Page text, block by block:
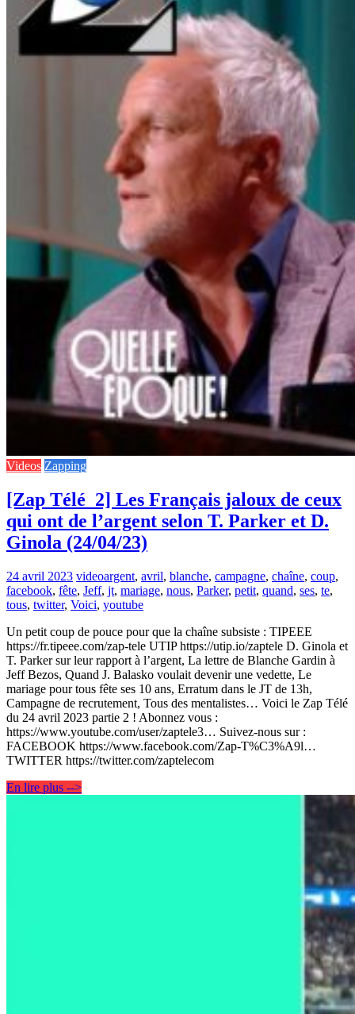
Videos Zapping
[Zap Télé_2] Les Français jaloux de ceux
qui ont de l’argent selon T. Parker et D.
Ginola (24/04/23)
24 avril 2023 videoargent, avril, blanche, campagne, chaîne, coup,
facebook, fête, Jeff, jt, mariage, nous, Parker, petit, quand, ses, te,
tous, twitter, Voici, youtube
Un petit coup de pouce pour que la chaîne subsiste : TIPEEE
https://fr.tipeee.com/zap-tele UTIP https://utip.io/zaptele D. Ginola et
T. Parker sur leur rapport à l’argent, La lettre de Blanche Gardin à
Jeff Bezos, Quand J. Balasko voulait devenir une vedette, Le
mariage pour tous fête ses 10 ans, Erratum dans le JT de 13h,
Campagne de recrutement, Tous des mentalistes… Voici le Zap Télé
du 24 avril 2023 partie 2 ! Abonnez vous :
https://www.youtube.com/user/zaptele3… Suivez-nous sur :
FACEBOOK https://www.facebook.com/Zap-T%C3%A9l…
TWITTER https://twitter.com/zaptelecom
En lire plus -->